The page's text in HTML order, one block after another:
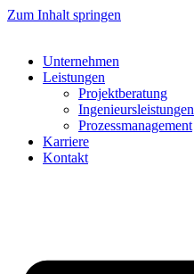
Zum Inhalt springen
Unternehmen
Leistungen
Projektberatung
Ingenieursleistungen
Prozessmanagement
Karriere
Kontakt